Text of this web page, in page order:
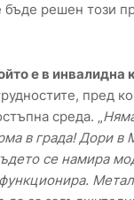
решен този
е в инвалидна
пред
среда. „
в града! Дори в
се намира